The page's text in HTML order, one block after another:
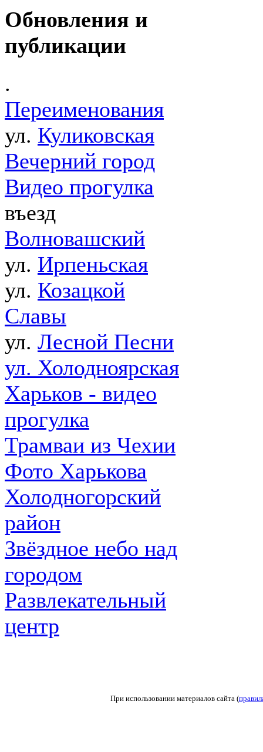
Обновления и
публикации
.
Переименования
ул. Куликовская
Вечерний город
Видео прогулка
въезд
Волновашский
ул. Ирпеньская
ул. Козацкой
Славы
ул. Лесной Песни
ул. Холодноярская
Харьков - видео
прогулка
Трамваи из Чехии
Фото Харькова
Холодногорский
район
Звёздное небо над
городом
Развлекательный
центр
При использовании материалов сайта (